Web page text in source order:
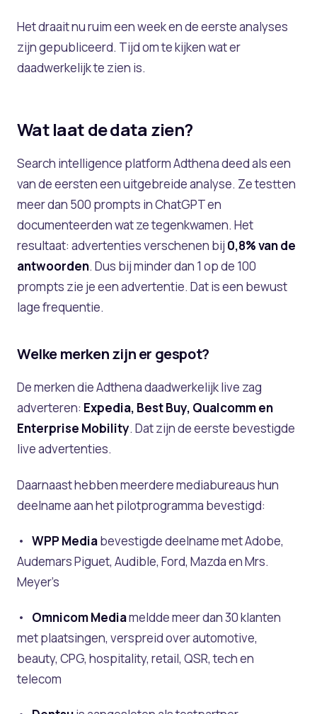
Het draait nu ruim een week en de eerste analyses
zijn gepubliceerd. Tijd om te kijken wat er
daadwerkelijk te zien is.
Wat laat de data zien?
Search intelligence platform Adthena deed als een
van de eersten een uitgebreide analyse. Ze testten
meer dan 500 prompts in ChatGPT en
documenteerden wat ze tegenkwamen. Het
resultaat: advertenties verschenen bij 0,8% van de
antwoorden. Dus bij minder dan 1 op de 100
prompts zie je een advertentie. Dat is een bewust
lage frequentie.
Welke merken zijn er gespot?
De merken die Adthena daadwerkelijk live zag
adverteren: Expedia, Best Buy, Qualcomm en
Enterprise Mobility. Dat zijn de eerste bevestigde
live advertenties.
Daarnaast hebben meerdere mediabureaus hun
deelname aan het pilotprogramma bevestigd:
• WPP Mediabevestigde deelname met Adobe,
Audemars Piguet, Audible, Ford, Mazda en Mrs.
Meyer’s
• Omnicom Mediameldde meer dan 30 klanten
met plaatsingen, verspreid over automotive,
beauty, CPG, hospitality, retail, QSR, tech en
telecom